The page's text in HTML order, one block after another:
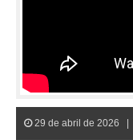
29 de abril de 2026 |